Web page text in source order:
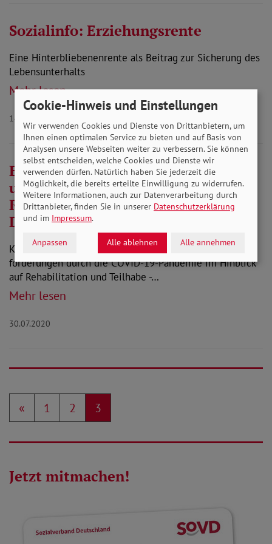
Sozialinfo: Erziehungsrente
Eine Hinterbliebenenrente als Beitrag zur Sicherung des
Lebensunterhalts
Mehr lesen
14.10.2020
Einschätzung: Corona - Gefahren
und Herausforderungen für
Rehabilitation und Teilhabe in
Deutschland
Kurz-, mittel- und langfristige Gefahren und Heraus-
forderungen durch die COVID-19-Pandemie im Hinblick
auf Rehabilitation und Teilhabe -…
Mehr lesen
30.07.2020
« 1 2 3
Jetzt mitmachen!
Cookie-Hinweis und Einstellungen
Wir verwenden Cookies und Dienste von Drittanbietern, um
Ihnen einen optimalen Service zu bieten und auf Basis von
Analysen unsere Webseiten weiter zu verbessern. Sie können
selbst entscheiden, welche Cookies und Dienste wir
verwenden dürfen. Natürlich haben Sie jederzeit die
Möglichkeit, die bereits erteilte Einwilligung zu widerrufen.
Weitere Informationen, auch zur Datenverarbeitung durch
Drittanbieter, finden Sie in unserer Datenschutzerklärung
und im Impressum.
Anpassen Alle ablehnen Alle annehmen